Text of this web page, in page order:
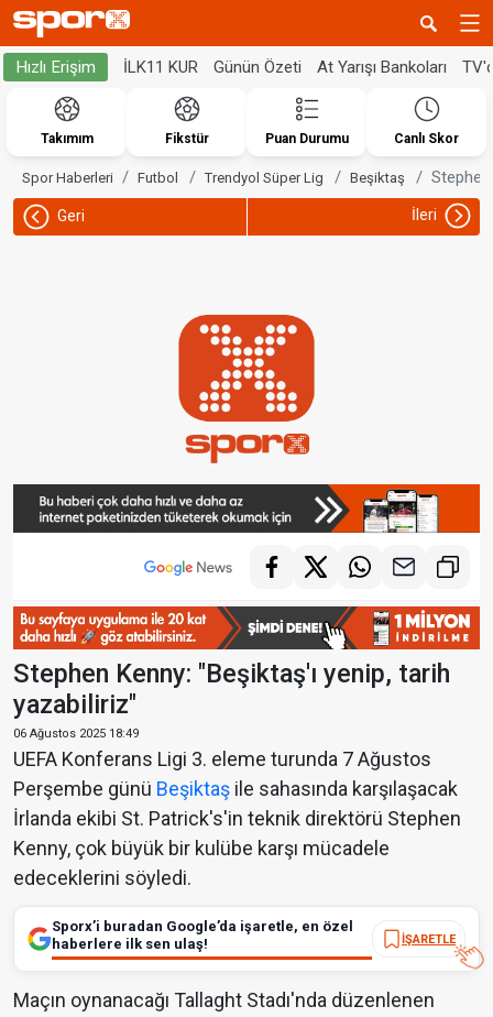
Hızlı Erişim İLK11 KUR Günün Özeti At Yarışı Bankoları
Takımım Fikstür Puan Durumu Canlı Skor
Spor Haberleri Futbol Trendyol Süper Lig Beşiktaş
Geri İleri
Stephen Kenny: "Beşiktaş'ı yenip, tarih
yazabiliriz"
06 Ağustos 2025 18:49
UEFA Konferans Ligi 3. eleme turunda 7 Ağustos
Perşembe günü Beşiktaş ile sahasında karşılaşacak
İrlanda ekibi St. Patrick's'in teknik direktörü Stephen
Kenny, çok büyük bir kulübe karşı mücadele
edeceklerini söyledi.
Sporx’i buradan Google’da işaretle, en özel
haberlere ilk sen ulaş!
İŞARETLE
Maçın oynanacağı Tallaght Stadı'nda düzenlenen